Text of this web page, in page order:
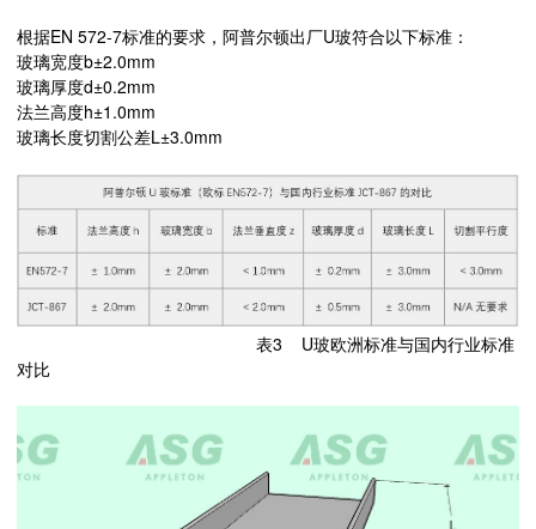
根据EN 572-7标准的要求，阿普尔顿出厂U玻符合以下标准：
玻璃宽度b±2.0mm
玻璃厚度d±0.2mm
法兰高度h±1.0mm
玻璃长度切割公差L±3.0mm
表3 U玻欧洲标准与国内行业标准
对比